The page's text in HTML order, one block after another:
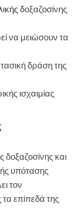
δοξαζοσίνης
να μειώσουν τα
δράση της
ισχαιμίας
δοξαζοσίνης και
υπότασης
τον
επίπεδά της